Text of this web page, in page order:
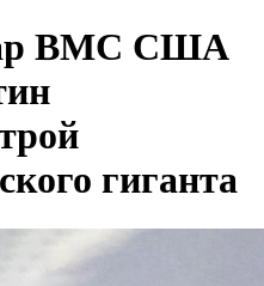
ВМС США
гиганта